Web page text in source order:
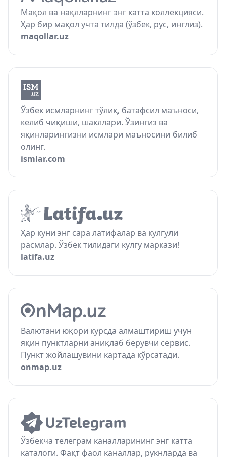
Мақол ва нақлларнинг энг катта коллекцияси.
Ҳар бир мақол учта тилда (ўзбек, рус, инглиз).
maqollar.uz
Ўзбек исмларнинг тўлиқ, батафсил маъноси,
келиб чиқиши, шакллари. Ўзингиз ва
яқинларингизни исмлари маъносини билиб
олинг.
ismlar.com
Ҳар куни энг сара латифалар ва кулгули
расмлар. Ўзбек тилидаги кулгу маркази!
latifa.uz
Валютани юқори курсда алмаштириш учун
яқин пунктларни аниқлаб берувчи сервис.
Пункт жойлашувини картада кўрсатади.
onmap.uz
Ўзбекча телеграм каналларининг энг катта
каталоги. Фақт фаол каналлар, рукнларда ва